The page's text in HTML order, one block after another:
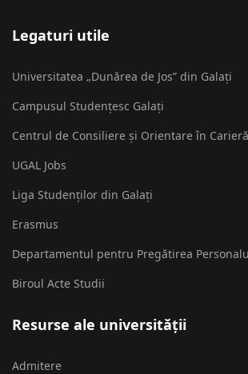
Legaturi utile
Universitatea „Dunărea de Jos” din Galați
Campusul Studențesc Galați
Centrul de Consiliere și Orientare în Carieră
UGAL Jobs
Liga Studenților din Galați
Erasmus
Departamentul pentru Pregătirea
Biroul Acte Studii
Resurse ale universității
Admitere